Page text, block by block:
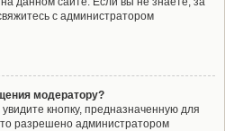
с администратором
модератору?
кнопку, предназначенную для
разрешено администратором